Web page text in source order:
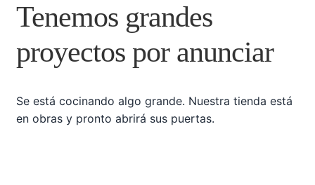
Mi cuenta
Nosotros
Sample Page
Tenemos grandes
proyectos por anunciar
Se está cocinando algo grande. Nuestra tienda está
en obras y pronto abrirá sus puertas.